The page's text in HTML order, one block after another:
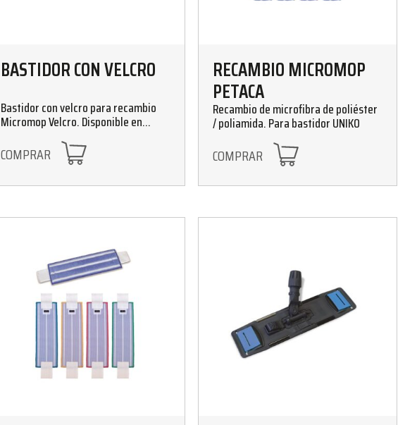
BASTIDOR CON VELCRO
Bastidor con velcro para recambio
Micromop Velcro. Disponible en
tamaños 40 y 60 cm
COMPRAR
RECAMBIO MICROMOP
PETACA
Recambio de microfibra de poliéster
/ poliamida. Para bastidor UNIKO
COMPRAR